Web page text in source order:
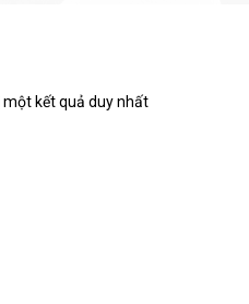
một kết quả duy nhất